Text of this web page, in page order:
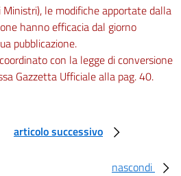
Ministri), le modifiche apportate dalla
hanno efficacia dal giorno
pubblicazione.
con la legge di conversione
Gazzetta Ufficiale alla pag. 40.
articolo successivo
nascondi